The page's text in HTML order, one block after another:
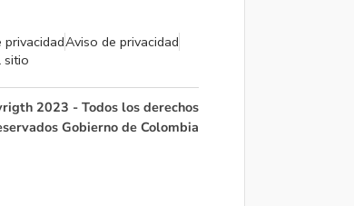
privacidadAviso de privacidad
sitio
2023 - Todos los derechos
Gobierno de Colombia